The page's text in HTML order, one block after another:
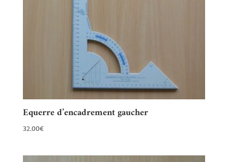
Equerre d’encadrement gaucher
32.00€